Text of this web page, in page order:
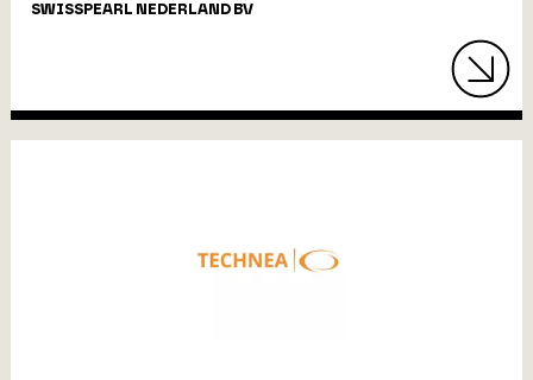
SWISSPEARL NEDERLAND BV